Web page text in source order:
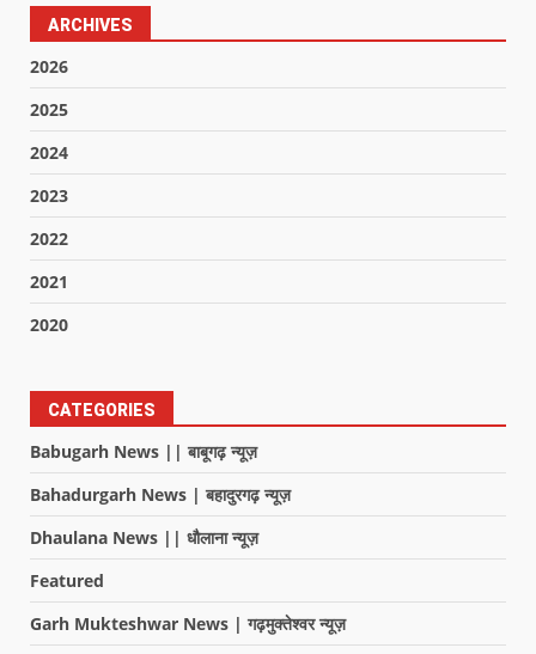
ARCHIVES
2026
2025
2024
2023
2022
2021
2020
CATEGORIES
Babugarh News || बाबूगढ़ न्यूज़
Bahadurgarh News | बहादुरगढ़ न्यूज़
Dhaulana News || धौलाना न्यूज़
Featured
Garh Mukteshwar News | गढ़मुक्तेश्वर न्यूज़